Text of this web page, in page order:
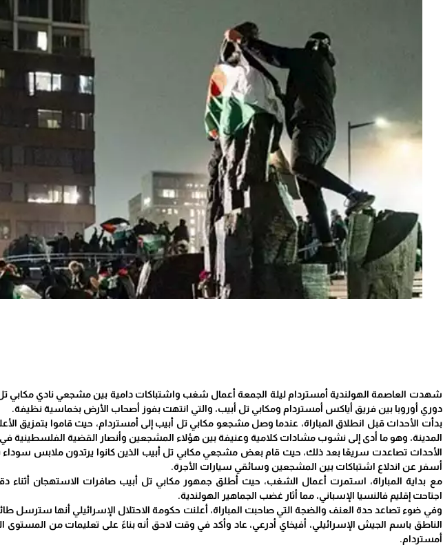
شهدت العاصمة الهولندية أمستردام ليلة الجمعة أعمال شغب واشتباكات دامية بين مشجعي نادي مكابي
دوري أوروبا بين فريق أياكس أمستردام ومكابي تل أبيب، والتي انتهت بفوز أصحاب الأرض بخماسية نظيفة.
بدأت الأحداث قبل انطلاق المباراة، عندما وصل مشجعو مكابي تل أبيب إلى أمستردام، حيث قاموا بتمزيق
المدينة، وهو ما أدى إلى نشوب مشادات كلامية وعنيفة بين هؤلاء المشجعين وأنصار القضية الفلسطينية
الأحداث تصاعدت سريعًا بعد ذلك، حيث قام بعض مشجعي مكابي تل أبيب الذين كانوا يرتدون ملابس سوداء
أسفر عن اندلاع اشتباكات بين المشجعين وسائقي سيارات الأجرة.
مع بداية المباراة، استمرت أعمال الشغب، حيث أطلق جمهور مكابي تل أبيب صافرات الاستهجان أثناء
اجتاحت إقليم فالنسيا الإسباني، مما أثار غضب الجماهير الهولندية.
وفي ضوء تصاعد حدة العنف والضجة التي صاحبت المباراة، أعلنت حكومة الاحتلال الإسرائيلي أنها سترسل
الناطق باسم الجيش الإسرائيلي، أفيخاي أدرعي، عاد وأكد في وقت لاحق أنه بناءً على تعليمات من المستوى
أمستردام.